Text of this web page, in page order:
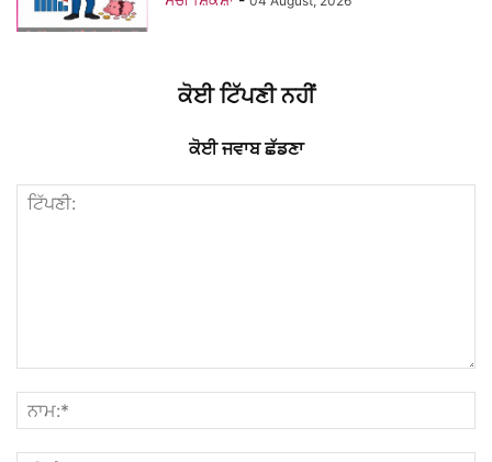
ਕੋਈ ਟਿੱਪਣੀ ਨਹੀਂ
ਕੋਈ ਜਵਾਬ ਛੱਡਣਾ